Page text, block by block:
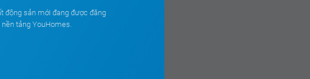
Đã giao dịch
động sản mới đang được đăng
tảng YouHomes.